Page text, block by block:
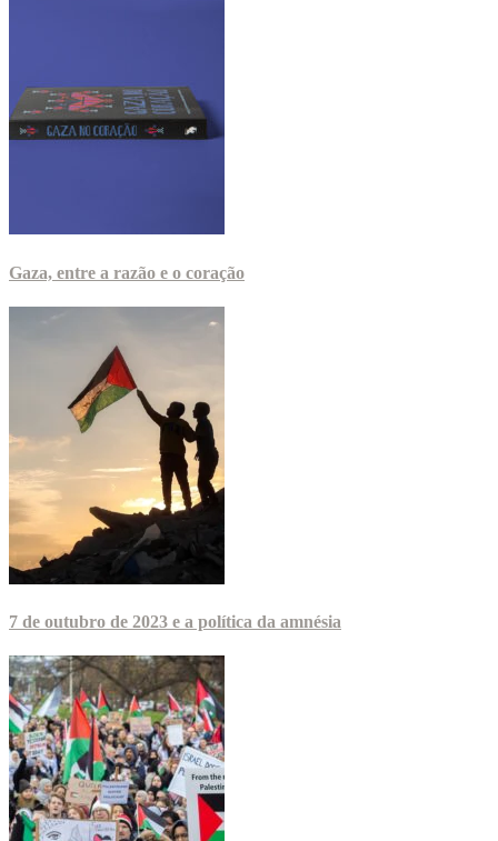
Gaza, entre a razão e o coração
7 de outubro de 2023 e a política da amnésia